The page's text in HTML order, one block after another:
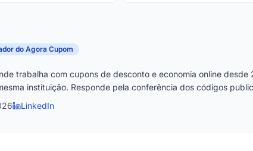
do Agora Cupom
trabalha com cupons de desconto e economia online desde
instituição. Responde pela conferência dos códigos
LinkedIn